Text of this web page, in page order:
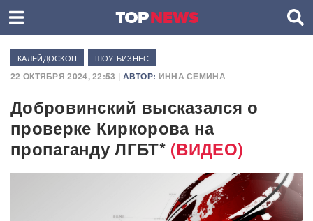
КАЛЕЙДОСКОП ШОУ-БИЗНЕС
22 ОКТЯБРЯ 2024, 22:53 | АВТОР: ИННА СЕМИНА
Добровинский высказался о
проверке Киркорова на
пропаганду ЛГБТ*(ВИДЕО)